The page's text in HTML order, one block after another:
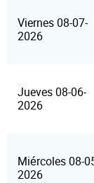
Viernes 08-07-
2026
Jueves 08-06-
2026
Miércoles 08-
2026